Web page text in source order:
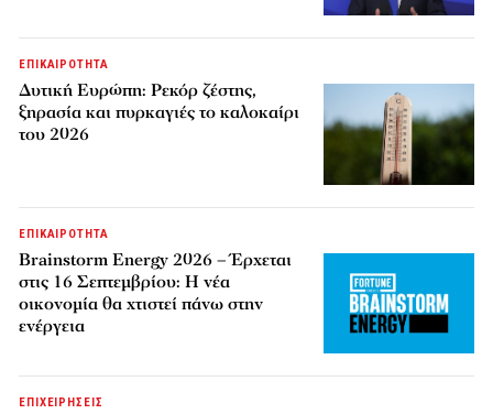
ΕΠΙΚΑΙΡΟΤΗΤΑ
Δυτική Ευρώπη: Ρεκόρ ζέστης,
ξηρασία και πυρκαγιές το καλοκαίρι
του 2026
ΕΠΙΚΑΙΡΟΤΗΤΑ
Brainstorm Energy 2026 – Έρχεται
στις 16 Σεπτεμβρίου: Η νέα
οικονομία θα χτιστεί πάνω στην
ενέργεια
ΕΠΙΧΕΙΡΗΣΕΙΣ